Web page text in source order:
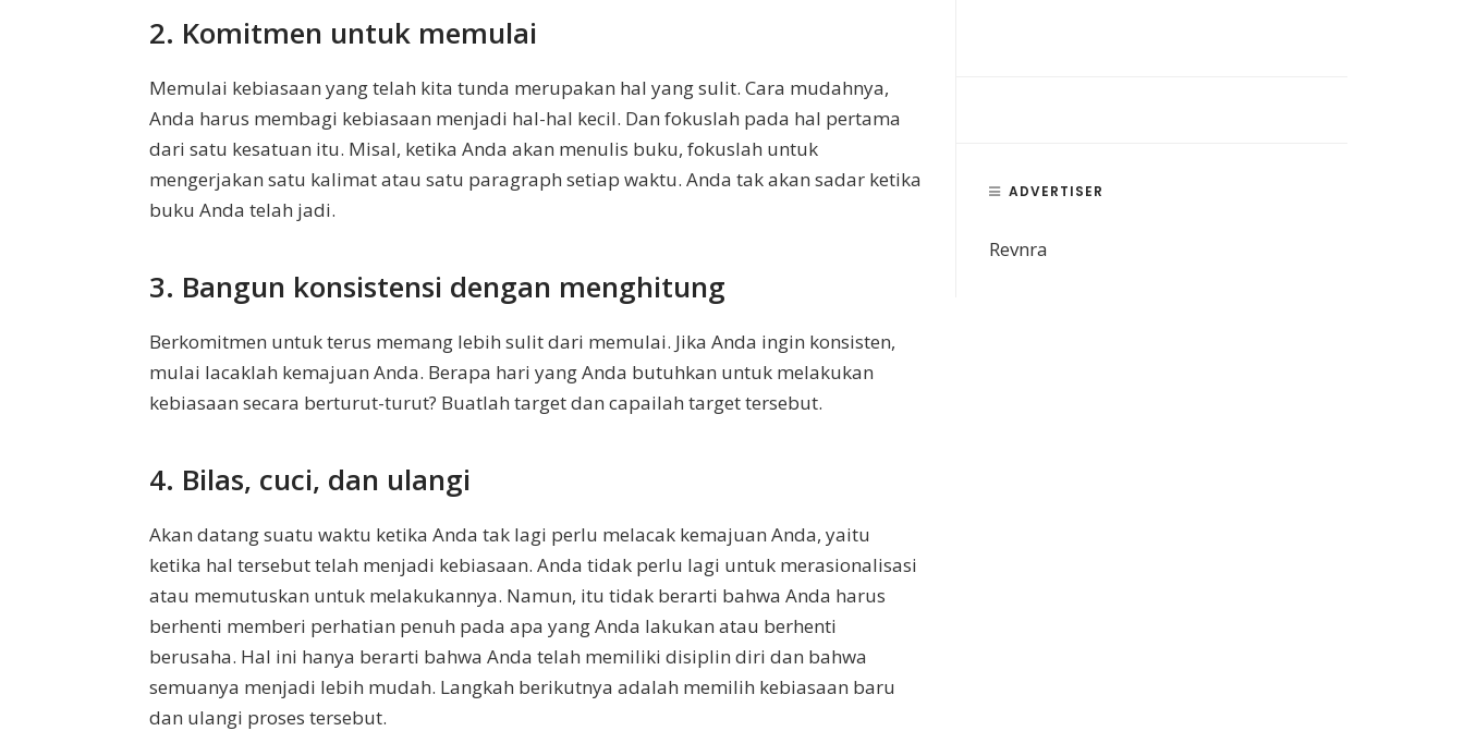
2. Komitmen untuk memulai
Memulai kebiasaan yang telah kita tunda merupakan hal yang sulit. Cara mudahnya,
Anda harus membagi kebiasaan menjadi hal-hal kecil. Dan fokuslah pada hal pertama
dari satu kesatuan itu. Misal, ketika Anda akan menulis buku, fokuslah untuk
mengerjakan satu kalimat atau satu paragraph setiap waktu. Anda tak akan sadar ketika
buku Anda telah jadi.
3. Bangun konsistensi dengan menghitung
Berkomitmen untuk terus memang lebih sulit dari memulai. Jika Anda ingin konsisten,
mulai lacaklah kemajuan Anda. Berapa hari yang Anda butuhkan untuk melakukan
kebiasaan secara berturut-turut? Buatlah target dan capailah target tersebut.
4. Bilas, cuci, dan ulangi
Akan datang suatu waktu ketika Anda tak lagi perlu melacak kemajuan Anda, yaitu
ketika hal tersebut telah menjadi kebiasaan. Anda tidak perlu lagi untuk merasionalisasi
atau memutuskan untuk melakukannya. Namun, itu tidak berarti bahwa Anda harus
berhenti memberi perhatian penuh pada apa yang Anda lakukan atau berhenti
berusaha. Hal ini hanya berarti bahwa Anda telah memiliki disiplin diri dan bahwa
semuanya menjadi lebih mudah. Langkah berikutnya adalah memilih kebiasaan baru
dan ulangi proses tersebut.
ADVERTISER
Revnra